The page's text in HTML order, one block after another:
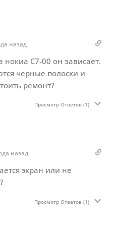
назад
С7-00 он зависает.
черные полоски и
ремонт?
Просмотр Ответов(1)
назад
экран или не
Просмотр Ответов(1)